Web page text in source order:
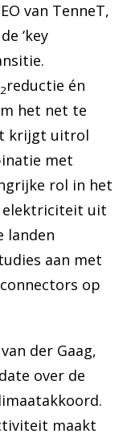
van TenneT,
‘key
2reductie én
het net te
krijgt uitrol
met
rol in het
elektriciteit uit
landen
aan met
op
der Gaag,
over de
maakt